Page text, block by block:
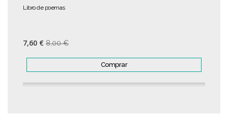
Libro de poemas
7,60 € 8,00 €
Comprar